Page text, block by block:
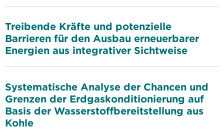
Treibende Kräfte und potenzielle
Barrieren für den Ausbau erneuerbarer
Energien aus integrativer Sichtweise
Systematische Analyse der Chancen und
Grenzen der Erdgaskonditionierung auf
Basis der Wasserstoffbereitstellung aus
Kohle